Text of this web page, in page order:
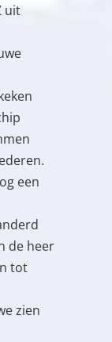
uit
een
de heer
tot
zien